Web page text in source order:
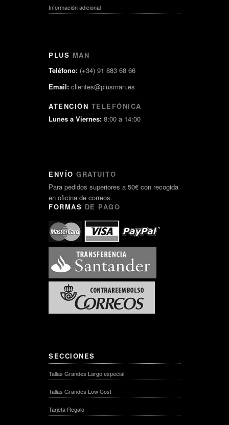
Información adicional
PLUS MAN
Teléfono: (+34) 91 883 68 66
Email: clientes@plusman.es
ATENCIÓN TELEFÓNICA
Lunes a Viernes: 8:00 a 14:00
ENVÍO GRATUITO
Para pedidos superiores a 50€ con recogida
en oficina de correos.
FORMAS DE PAGO
SECCIONES
Tallas Grandes Largo especial
Tallas Grandes Low Cost
Tarjeta Regalo